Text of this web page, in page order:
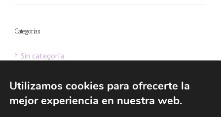
Categorías
Sin categoría
Utilizamos cookies para ofrecerte la
mejor experiencia en nuestra web.